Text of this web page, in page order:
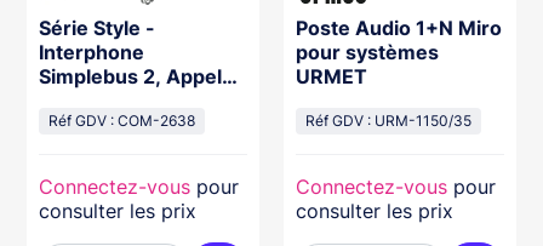
Série Style -
Interphone
Simplebus 2, Appel
Confidentialité,
Réf GDV : COM-2638
Connectez-vous pour
consulter les prix
Poste Audio 1+N Miro
pour systèmes
URMET
Réf GDV : URM-1150/35
Connectez-vous pour
consulter les prix